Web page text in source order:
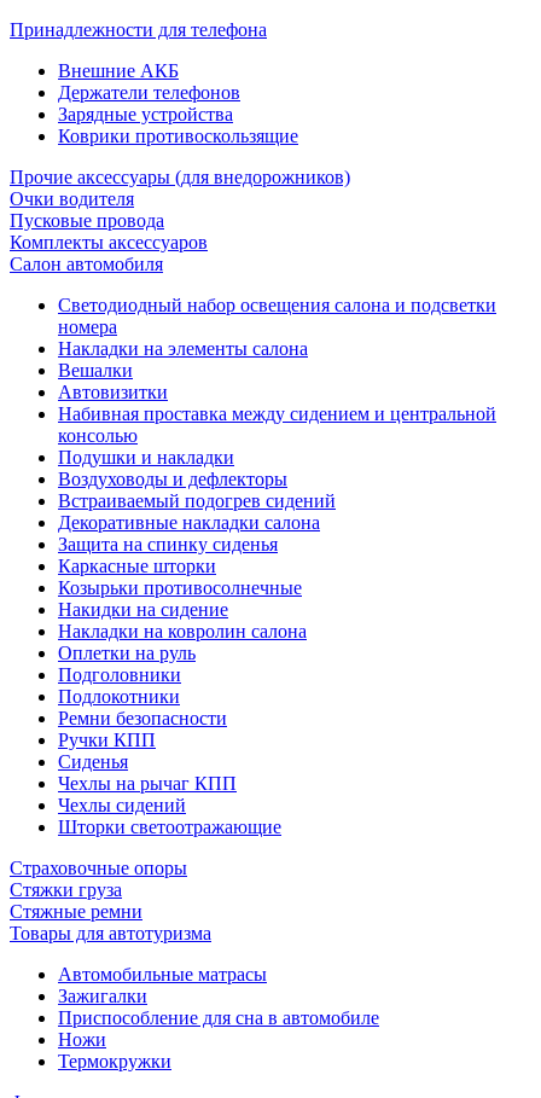
Принадлежности для телефона
Внешние АКБ
Держатели телефонов
Зарядные устройства
Коврики противоскользящие
Прочие аксессуары (для внедорожников)
Очки водителя
Пусковые провода
Комплекты аксессуаров
Салон автомобиля
Светодиодный набор освещения салона и подсветки
номера
Накладки на элементы салона
Вешалки
Автовизитки
Набивная проставка между сидением и центральной
консолью
Подушки и накладки
Воздуховоды и дефлекторы
Встраиваемый подогрев сидений
Декоративные накладки салона
Защита на спинку сиденья
Каркасные шторки
Козырьки противосолнечные
Накидки на сидение
Накладки на ковролин салона
Оплетки на руль
Подголовники
Подлокотники
Ремни безопасности
Ручки КПП
Сиденья
Чехлы на рычаг КПП
Чехлы сидений
Шторки светоотражающие
Страховочные опоры
Стяжки груза
Стяжные ремни
Товары для автотуризма
Автомобильные матрасы
Зажигалки
Приспособление для сна в автомобиле
Ножи
Термокружки